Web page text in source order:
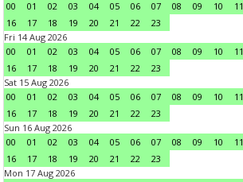
00
01 02 03 04 05 06 07 08 09 10 11
16
17 18 19 20 21 22
23
Fri 14 Aug 2026
00
01 02 03 04 05 06 07 08 09 10 11
16
17 18 19 20 21 22
23
Sat 15 Aug 2026
00
01 02 03 04 05 06 07 08 09 10 11
16
17 18 19 20 21 22
23
Sun 16 Aug 2026
00
01 02 03 04 05 06 07 08 09 10 11
16
17 18 19 20 21 22
23
Mon 17 Aug 2026